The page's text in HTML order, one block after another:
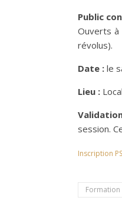
Public
Ouverts à
révolus).
Date : le
Lieu :
session.
Inscription
Formation